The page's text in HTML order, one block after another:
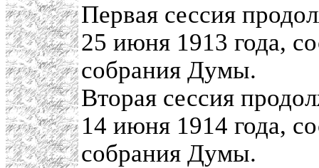
Первая сессия
25 июня 1913 года,
собрания Думы.
Вторая сессия
14 июня 1914 года,
собрания Думы.